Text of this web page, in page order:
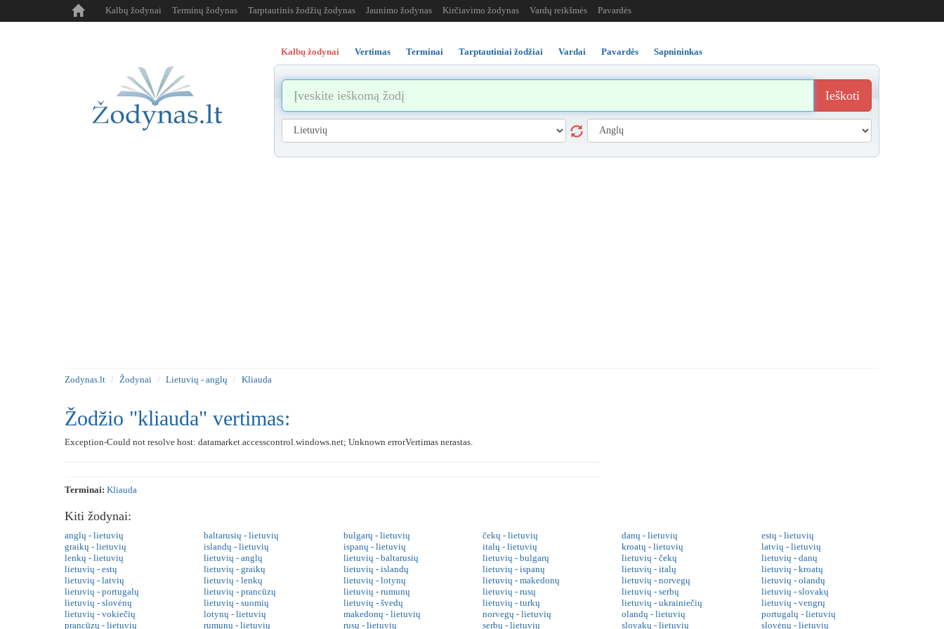
Kalbų žodynai Terminų žodynas Tarptautinis žodžių žodynas Jaunimo žodynas Kirčiavimo žodynas Vardų reikšmės Pavardės
Kalbų žodynai Vertimas Terminai Tarptautiniai žodžiai Vardai Pavardės Sapnininkas
Ieškoti
Zodynas.lt Žodynai Lietuvių - anglų Kliauda
Žodžio "kliauda" vertimas:
Exception-Could not resolve host: datamarket.accesscontrol.windows.net; Unknown errorVertimas nerastas.
Terminai: Kliauda
Kiti žodynai:
anglų - lietuvių baltarusių - lietuvių bulgarų - lietuvių čekų - lietuvių danų - lietuvių
estų - lietuvių
graikų - lietuvių
islandų - lietuvių ispanų - lietuvių italų - lietuvių kroatų - lietuvių
latvių - lietuvių
lenkų - lietuvių
lietuvių - anglų lietuvių - baltarusių lietuvių - bulgarų lietuvių - čekų
lietuvių - danų
lietuvių - estų
lietuvių - graikų lietuvių - islandų lietuvių - ispanų lietuvių - italų
lietuvių - kroatų
lietuvių - latvių
lietuvių - lenkų lietuvių - lotynų lietuvių - makedonų lietuvių - norvegų
lietuvių - olandų
lietuvių - portugalų
lietuvių - prancūzų lietuvių - rumunų lietuvių - rusų lietuvių - serbų
lietuvių - slovakų
lietuvių - slovėnų
lietuvių - suomių lietuvių - švedų lietuvių - turkų lietuvių - ukrainiečių
lietuvių - vengrų
lietuvių - vokiečių
lotynų - lietuvių makedonų - lietuvių norvegų - lietuvių olandų - lietuvių
portugalų - lietuvių
prancūzų - lietuvių
rumunų - lietuvių rusų - lietuvių serbų - lietuvių slovakų - lietuvių slovėnų - lietuvių